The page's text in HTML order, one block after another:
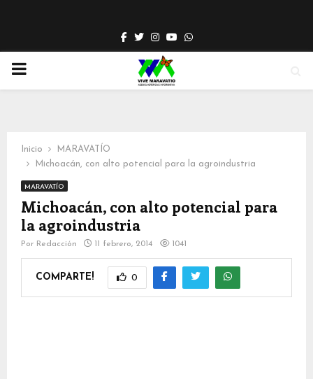
Facebook
TwitterInstagram
YoutubeWhatsapp
PRIMARY
Inicio
MARAVATÍO
Michoacán, con alto potencial para la agroindustria
MARAVATÍO
Michoacán, con alto potencial para
la agroindustria
Por Redacción 11 febrero, 2014 1041
COMPARTE! 0